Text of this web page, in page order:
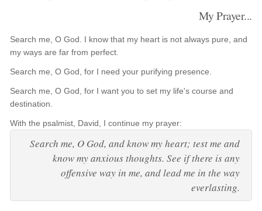
My Prayer...
Search me, O God. I know that my heart is not always pure, and
my ways are far from perfect.
Search me, O God, for I need your purifying presence.
Search me, O God, for I want you to set my life's course and
destination.
With the psalmist, David, I continue my prayer:
Search me, O God, and know my heart; test me and
know my anxious thoughts. See if there is any
offensive way in me, and lead me in the way
everlasting.